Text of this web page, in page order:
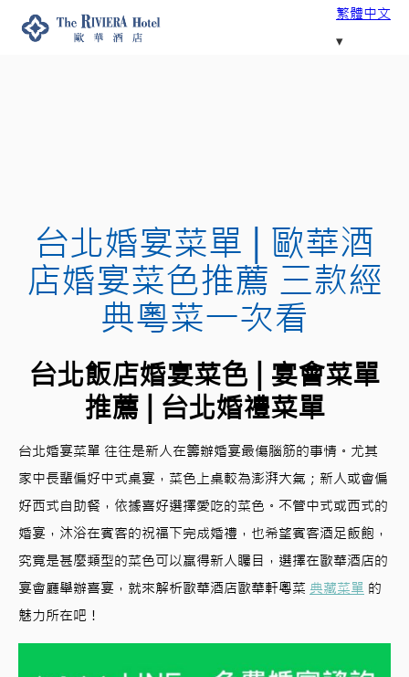
繁體中文
台北婚宴菜單 | 歐華酒
店婚宴菜色推薦 三款經
典粵菜一次看
台北飯店婚宴菜色 | 宴會菜單
推薦 | 台北婚禮菜單
台北婚宴菜單 往往是新人在籌辦婚宴最傷腦筋的事情。尤其
家中長輩偏好中式桌宴，菜色上桌較為澎湃大氣；新人或會偏
好西式自助餐，依據喜好選擇愛吃的菜色。不管中式或西式的
婚宴，沐浴在賓客的祝福下完成婚禮，也希望賓客酒足飯飽，
究竟是甚麼類型的菜色可以贏得新人矚目，選擇在歐華酒店的
宴會廳舉辦喜宴，就來解析歐華酒店歐華軒粵菜 典藏菜單 的
魅力所在吧！